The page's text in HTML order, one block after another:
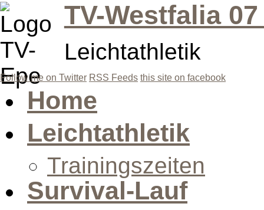
TV-Westfalia
Leichtathletik
Follow me on Twitter RSS Feeds this site on facebook
Home
Leichtathletik
Trainingszeiten
Survival-Lauf